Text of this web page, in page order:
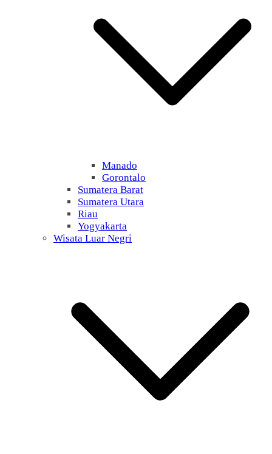
Manado
Gorontalo
Sumatera Barat
Sumatera Utara
Riau
Yogyakarta
Wisata Luar Negri